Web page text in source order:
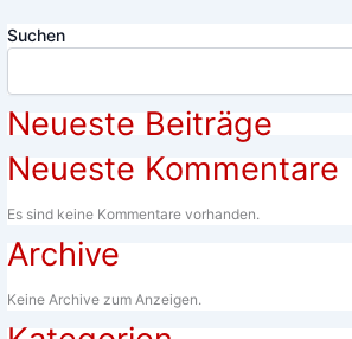
Suchen
Neueste Beiträge
Neueste Kommentare
Es sind keine Kommentare vorhanden.
Archive
Keine Archive zum Anzeigen.